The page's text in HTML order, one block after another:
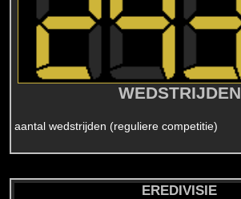
WEDSTRIJDEN
aantal wedstrijden (reguliere competitie)
EREDIVISIE